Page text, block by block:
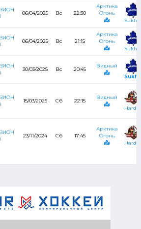
06/04/2025 Вс 22:30
Арктика
Огонь
06/04/2025 Вс 21:15
Арктика
Огонь
30/03/2025 Вс 20:45
Видный
15/03/2025 Сб 22:15
Видный
Hard
23/11/2024 Сб 17:45
Арктика
Огонь
Hard